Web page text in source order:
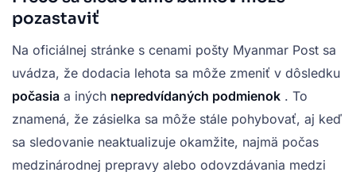
pozastaviť
Na oficiálnej stránke s cenami pošty Myanmar Post sa
uvádza, že dodacia lehota sa môže zmeniť v dôsledku
počasia a iných nepredvídaných podmienok . To
znamená, že zásielka sa môže stále pohybovať, aj keď
sa sledovanie neaktualizuje okamžite, najmä počas
medzinárodnej prepravy alebo odovzdávania medzi